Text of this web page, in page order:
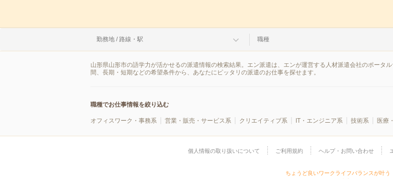
勤務地 / 路線・駅 職種
山形県山形市の語学力が活かせるの派遣情報の検索結果。エン派遣は、エンが運営する人材派遣会社のポータ
間、長期・短期などの希望条件から、あなたにピッタリの派遣のお仕事を探せます。
職種でお仕事情報を絞り込む
オフィスワーク・事務系 営業・販売・サービス系 クリエイティブ系 IT・エンジニア系 技術系 医療
個人情報の取り扱いについて ご利用規約 ヘルプ・お問い合わせ
ちょうど良いワークライフバランスが叶う